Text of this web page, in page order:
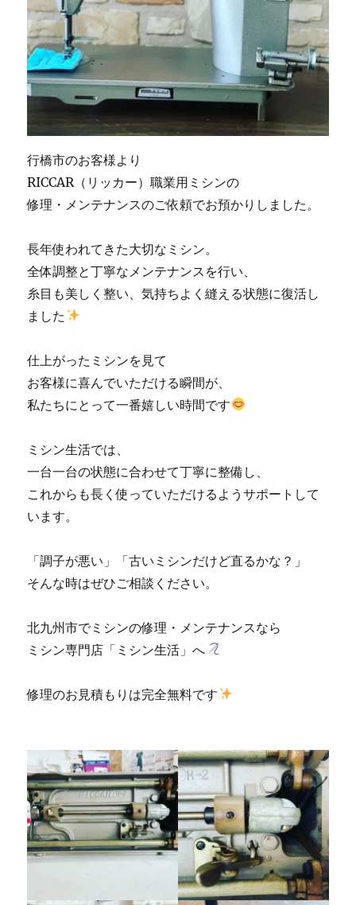
売
専
門
店
ン
行橋市のお客様より
RICCAR（リッカー）職業用ミシンの
修理・メンテナンスのご依頼でお預かりしました。
長年使われてきた大切なミシン。
全体調整と丁寧なメンテナンスを行い、
糸目も美しく整い、気持ちよく縫える状態に復活し
ました
仕上がったミシンを見て
お客様に喜んでいただける瞬間が、
私たちにとって一番嬉しい時間です
ミシン生活では、
一台一台の状態に合わせて丁寧に整備し、
これからも長く使っていただけるようサポートして
います。
「調子が悪い」「古いミシンだけど直るかな？」
そんな時はぜひご相談ください。
北九州市でミシンの修理・メンテナンスなら
ミシン専門店「ミシン生活」へ
修理のお見積もりは完全無料です